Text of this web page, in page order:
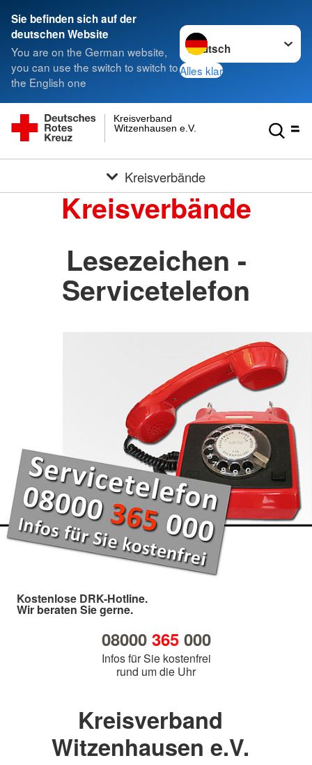
Sie befinden sich auf der
deutschen Website
You are on the German website,
you can use the switch to switch to
the English one
Sprache wechseln zu
Alles klar
Witzenhausen e.V.
Kreisverband
Kreisverbände
Kreisverbände
Lesezeichen -
Servicetelefon
Kostenlose DRK-Hotline.
Wir beraten Sie gerne.
08000 365000
Infos für Sie kostenfrei
rund um die Uhr
Kreisverband
Witzenhausen e.V.